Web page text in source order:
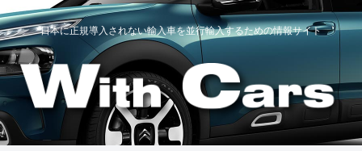
日本に正規導入されない輸入車を並行輸入するための情報サイト